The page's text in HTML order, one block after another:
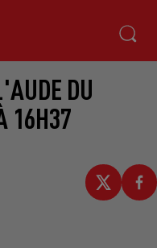
DU
16H37